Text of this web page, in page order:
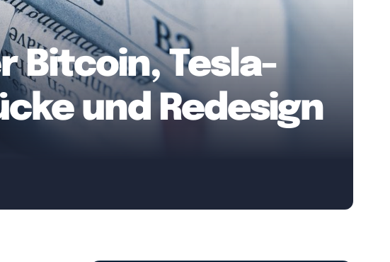
Bitcoin, Tesla-
und Redesign